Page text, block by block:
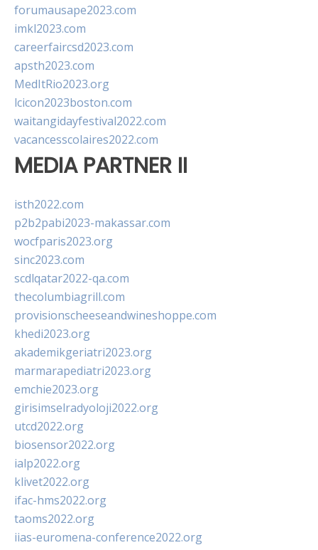
forumausape2023.com
imkl2023.com
careerfaircsd2023.com
apsth2023.com
MedItRio2023.org
lcicon2023boston.com
waitangidayfestival2022.com
vacancesscolaires2022.com
MEDIA PARTNER II
isth2022.com
p2b2pabi2023-makassar.com
wocfparis2023.org
sinc2023.com
scdlqatar2022-qa.com
thecolumbiagrill.com
provisionscheeseandwineshoppe.com
khedi2023.org
akademikgeriatri2023.org
marmarapediatri2023.org
emchie2023.org
girisimselradyoloji2022.org
utcd2022.org
biosensor2022.org
ialp2022.org
klivet2022.org
ifac-hms2022.org
taoms2022.org
iias-euromena-conference2022.org